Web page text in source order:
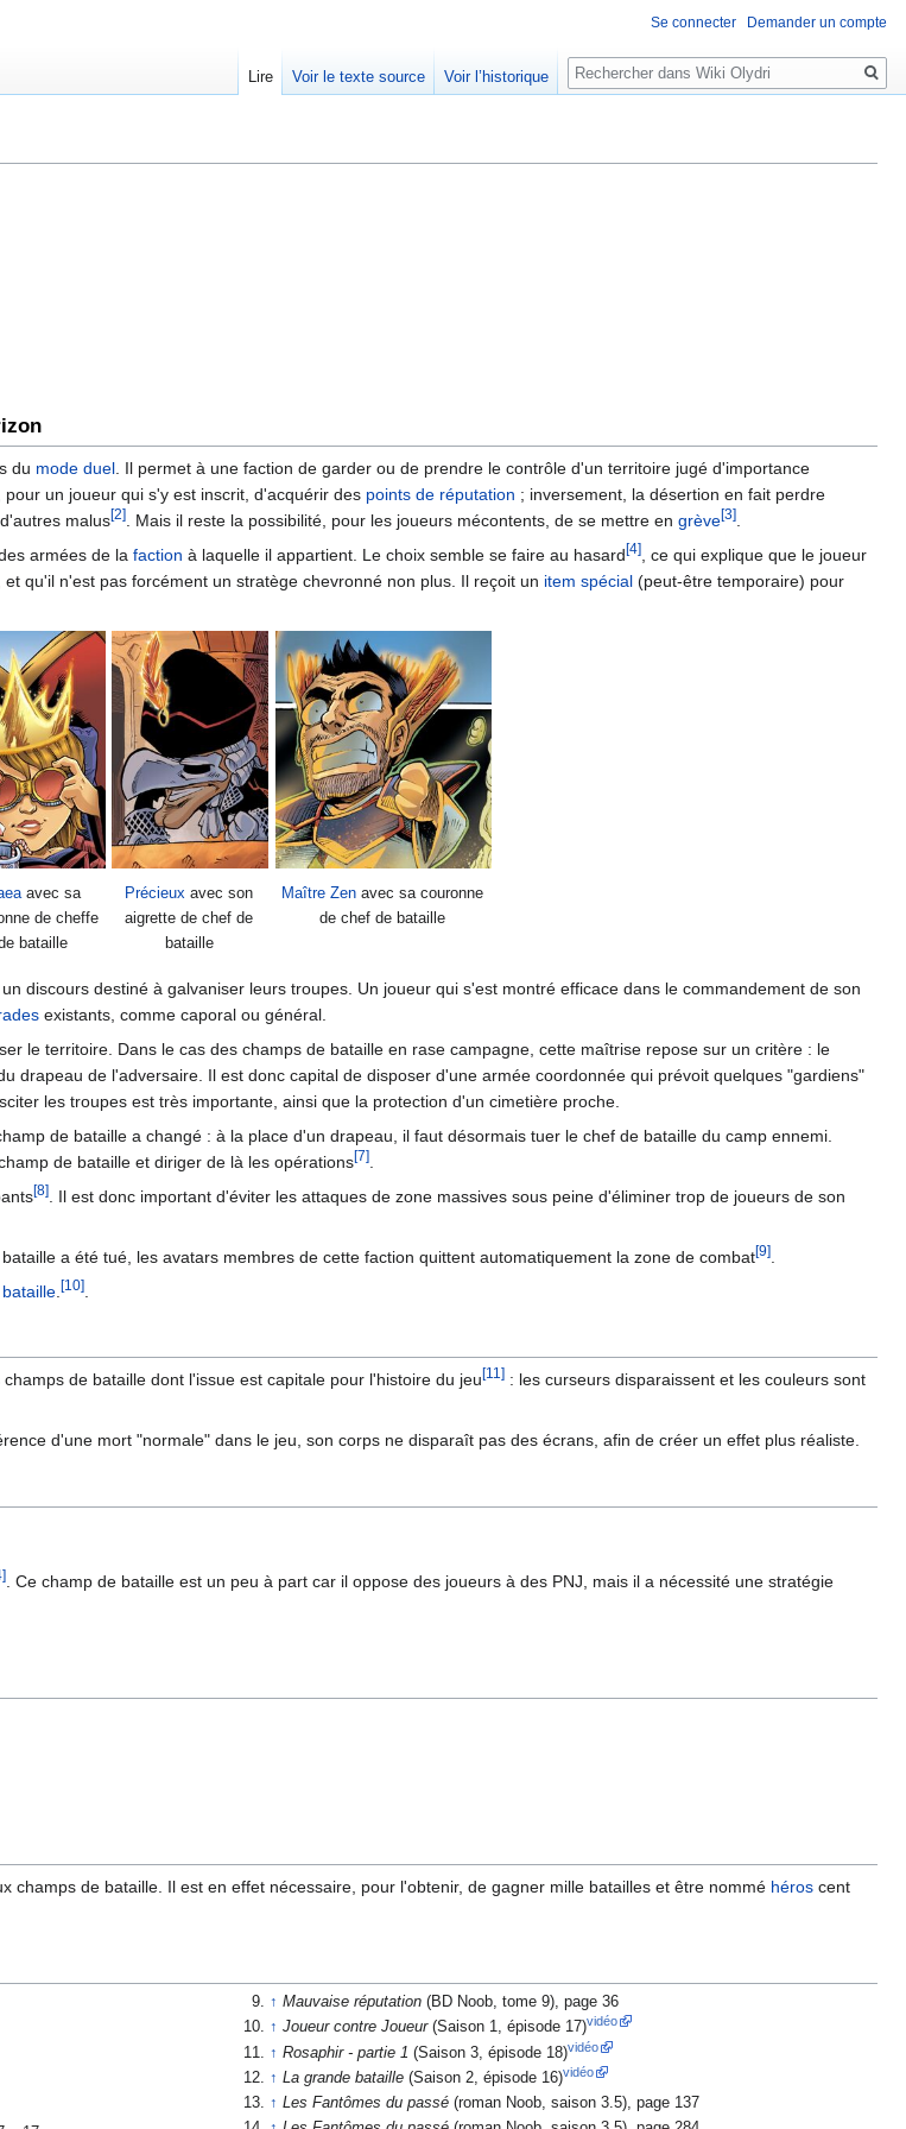
du mode duel . Il permet à une faction de garder ou de prendre le contrôle d'un territoire jugé d'importance
un joueur qui s'y est inscrit, d'acquérir des points de réputation ; inversement, la désertion en fait perdre
d'autres malus[2] . Mais il reste la possibilité, pour les joueurs mécontents, de se mettre en grève[3]
armées de la faction à laquelle il appartient. Le choix semble se faire au hasard[4]
, ce qui explique que le joueur
qu'il n'est pas forcément un stratège chevronné non plus. Il reçoit un item spécial (peut-être temporaire) pour
avec sa
de cheffe
bataille
Précieux avec son
aigrette de chef de
bataille
Maître Zen avec sa couronne
de chef de bataille
discours destiné à galvaniser leurs troupes. Un joueur qui s'est montré efficace dans le commandement de son
existants, comme caporal ou général.
le territoire. Dans le cas des champs de bataille en rase campagne, cette maîtrise repose sur un critère : le
drapeau de l'adversaire. Il est donc capital de disposer d'une armée coordonnée qui prévoit quelques "gardiens"
les troupes est très importante, ainsi que la protection d'un cimetière proche.
de bataille a changé : à la place d'un drapeau, il faut désormais tuer le chef de bataille du camp ennemi.
de bataille et diriger de là les opérations[7].
[8]. Il est donc important d'éviter les attaques de zone massives sous peine d'éliminer trop de joueurs de son
a été tué, les avatars membres de cette faction quittent automatiquement la zone de combat[9].
.[10].
de bataille dont l'issue est capitale pour l'histoire du jeu[11] : les curseurs disparaissent et les couleurs sont
d'une mort "normale" dans le jeu, son corps ne disparaît pas des écrans, afin de créer un effet plus réaliste.
. Ce champ de bataille est un peu à part car il oppose des joueurs à des PNJ, mais il a nécessité une stratégie
champs de bataille. Il est en effet nécessaire, pour l'obtenir, de gagner mille batailles et être nommé héros cent
↑ Mauvaise réputation(BD Noob, tome 9), page 36
↑ Joueur contre Joueur(Saison 1, épisode 17)vidéo
↑ Rosaphir - partie 1 (Saison 3, épisode 18)vidéo
↑ La grande bataille(Saison 2, épisode 16)vidéo
↑ Les Fantômes du passé(roman Noob, saison 3.5), page 137
Se connecter Demander un compte
Lire Voir le texte source Voir l’historique
Rechercher